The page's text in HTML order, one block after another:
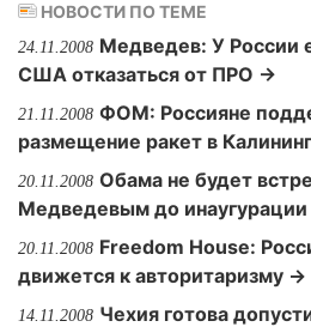
НОВОСТИ ПО ТЕМЕ
24.11.2008 Медведев: У России
США отказаться от ПРО →
21.11.2008 ФОМ: Россияне
размещение ракет в
20.11.2008 Обама не будет
Медведевым до
20.11.2008 Freedom House:
движется к авторитаризму →
14.11.2008 Чехия готова